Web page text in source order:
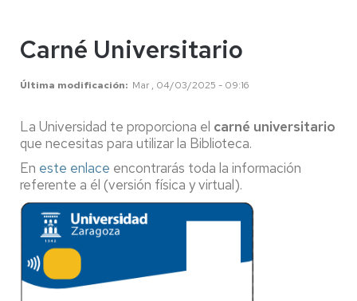
Carné Universitario
Última modificación Mar , 04/03/2025 - 09:16
La Universidad te proporciona el carné universitario
que necesitas para utilizar la Biblioteca.
En este enlace encontrarás toda la información
referente a él (versión física y virtual).